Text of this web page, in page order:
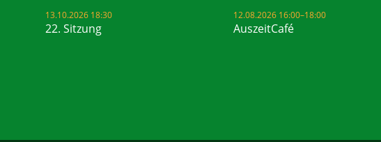
13.10.2026 18:30
22. Sitzung
12.08.2026 16:00–18:00
AuszeitCafé